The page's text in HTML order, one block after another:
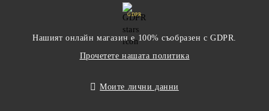
GDPR
Нашият онлайн магазин е 100% съобразен с GDPR.
Прочетете нашата политика
Моите лични данни